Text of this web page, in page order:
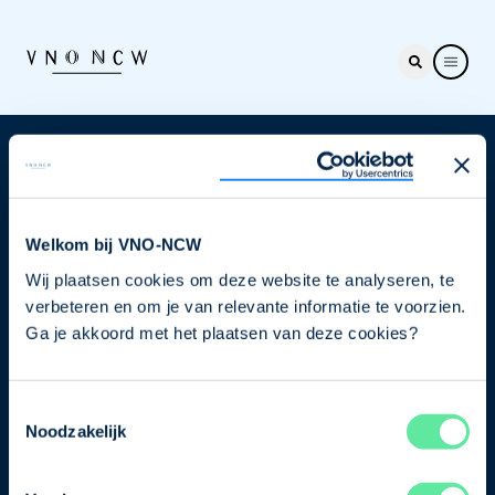
Welkom bij VNO-NCW
Wij plaatsen cookies om deze website te analyseren, te
verbeteren en om je van relevante informatie te voorzien.
Ga je akkoord met het plaatsen van deze cookies?
Noodzakelijk
Nieuwsbrief
je nu in voor de VNO-NCW nieuwsbrief.
Schrijf je in
Direct naar
Ons verhaal